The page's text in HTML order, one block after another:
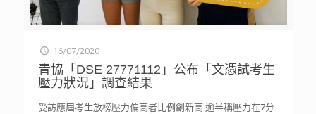
16/07/2020
青協「DSE 27771112」公布「文憑試考生
壓力狀況」調查結果
受訪應屆考生放榜壓力偏高者比例創新高 逾半稱壓力在7分